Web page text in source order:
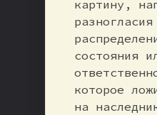
картину,
состояния
которое
на